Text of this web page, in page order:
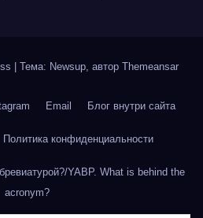
| Тема: Newsup, автор Themeansar
Email Блог внутри сайта
Политика конфиденциальности
YABP. What is behind the
acronym?